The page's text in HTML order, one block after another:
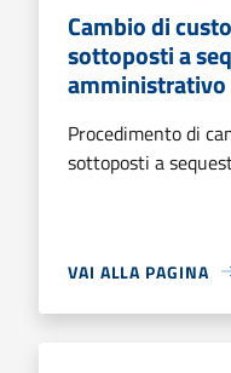
Cambio di
sottoposti a
amministrativo
Procedimento di
sottoposti a
VAI ALLA PAGINA